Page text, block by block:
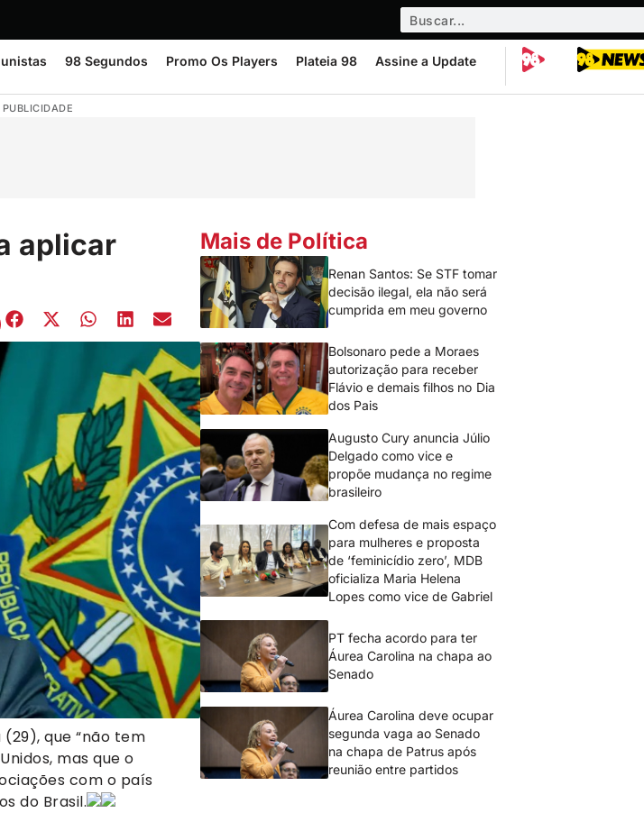
98 Segundos Promo Os Players Plateia 98 Assine a Update
PUBLICIDADE
aplicar
que “não tem
mas que o
com o país
do Brasil.
Mais de Política
Renan Santos: Se STF tomar
decisão ilegal, ela não será
cumprida em meu governo
Bolsonaro pede a Moraes
autorização para receber
Flávio e demais filhos no Dia
dos Pais
Augusto Cury anuncia Júlio
Delgado como vice e
propõe mudança no regime
brasileiro
Com defesa de mais espaço
para mulheres e proposta
de ‘feminicídio zero’, MDB
oficializa Maria Helena
Lopes como vice de Gabriel
PT fecha acordo para ter
Áurea Carolina na chapa ao
Senado
Áurea Carolina deve ocupar
segunda vaga ao Senado
na chapa de Patrus após
reunião entre partidos